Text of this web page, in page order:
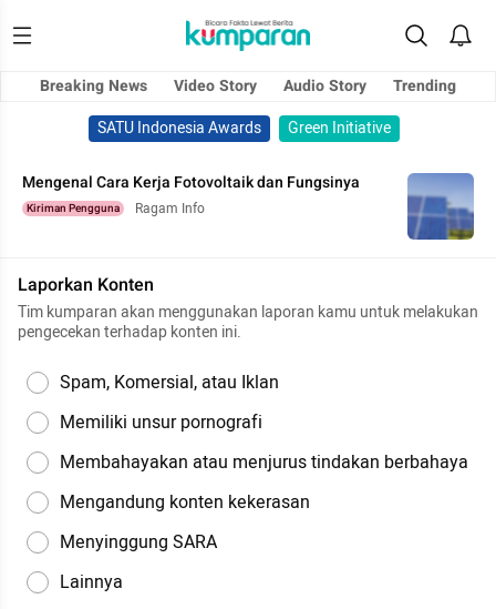
Breaking News Video Story Audio Story
Trending
SATU Indonesia Awards
Green Initiative
Mengenal Cara Kerja Fotovoltaik dan Fungsinya
Kiriman Pengguna Ragam Info
Laporkan Konten
Tim kumparan akan menggunakan laporan kamu untuk melakukan
pengecekan terhadap konten ini.
Spam, Komersial, atau Iklan
Memiliki unsur pornografi
Membahayakan atau menjurus tindakan berbahaya
Mengandung konten kekerasan
Menyinggung SARA
Lainnya